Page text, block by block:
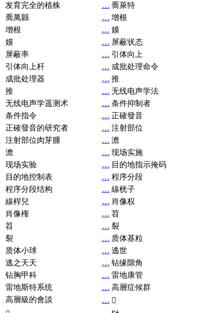
发育完全的植株
… 喬萊特
喬萬縣
… 增根
增根
… 嫫
嫫
… 屏蔽状态
屏蔽率
… 引体向上
引体向上杆
… 成批处理命令
成批处理器
… 推
推
… 无线电声学法
无线电声学遥测术
… 条件抑制者
条件指令
… 正確發音
正確發音的研究者
… 注射部位
注射部位肉芽腫
… 澹
澹
… 现场实施
现场实验
… 目的地指示掩码
目的地控制表
… 程序分段
程序分段结构
… 線桄子
線桿兒
… 肖像权
肖像権
… 苕
苕
… 裂
裂
… 质体基粒
质体小球
… 逃世
逃之天天
… 钻缘隙角
钻胸甲科
… 雷地康管
雷地斯特系统
… 高層症候群
高層級的會談
… 𧘞